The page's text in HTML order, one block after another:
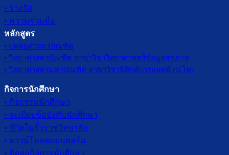
• รางวัล
• ความร่วมมือ
หลักสูตร
• แพทยศาสตรบัณฑิต
• วิทยาศาสตรบัณฑิต สาขาวิชาวิทยาศาสตร์ข้อมูลสุขภาพ
• วิทยาศาสตรมหาบัณฑิต สาขาวิชาฟิสิกส์การแพทย์ (ป.โท)
กิจการนักศึกษา
• กิจกรรมนักศึกษา
• ระเบียบข้อบังคับนักศึกษา
• ชีวิตในรั้วราชวิทยาลัย
• ดาวน์โหลดแบบฟอร์ม
• ติดต่อกิจการนักศึกษา